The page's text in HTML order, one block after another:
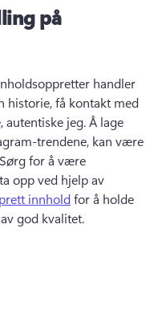
på
handler
historie, få kontakt med
autentiske jeg. Å lage
trendene, kan være
Sørg for å være
opp ved hjelp av
innhold for å holde
god kvalitet.